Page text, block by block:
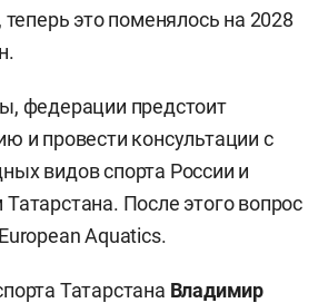
это поменялось на 2028
федерации предстоит
и провести консультации с
видов спорта России и
После этого вопрос
Aquatics.
Татарстана Владимир